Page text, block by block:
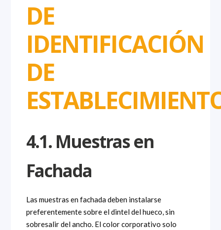
DE
IDENTIFICACIÓN
DE
4.1. Muestras en
Fachada
Las muestras en fachada deben instalarse
preferentemente sobre el dintel del hueco, sin
sobresalir del ancho. El color corporativo solo